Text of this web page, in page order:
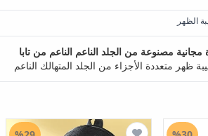
الظهر
مصنوعة من الجلد الناعم الناعم من تابا